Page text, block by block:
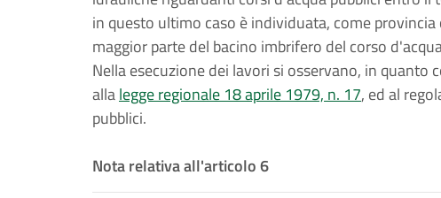
in questo ultimo caso è individuata, come
maggior parte del bacino imbrifero del corso
Nella esecuzione dei lavori si osservano, in quanto
allalegge regionale 18 aprile 1979, n. 17, ed al
pubblici.
Nota relativa all'articolo 6